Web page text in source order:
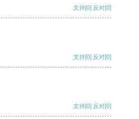
支持[0] 反对[0]
支持[0] 反对[0]
支持[0] 反对[0]